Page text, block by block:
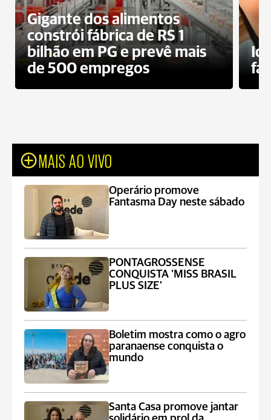
Gigante dos alimentos
constrói fábrica de RS 1
bilhão em PG e prevê mais
de 500 empregos
MAIS AO VIVO
Operário promove
Fantasma Day neste sábado
PONTAGROSSENSE
CONQUISTA 'MISS BRASIL
PLUS SIZE'
Boletim mostra como o agro
paranaense conquista o
mundo
Santa Casa promove jantar